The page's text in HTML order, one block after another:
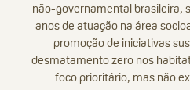
não-governamental brasileira,
anos de atuação na área
promoção de iniciativas
desmatamento zero nos
foco prioritário, mas não